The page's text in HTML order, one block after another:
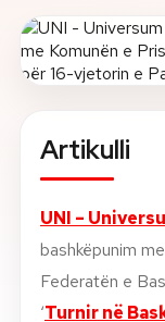
Kontakti
HYR
LMS Canvas
Artikulli
UNI –
bashkëpunim
Federatën e
‘Turnir në